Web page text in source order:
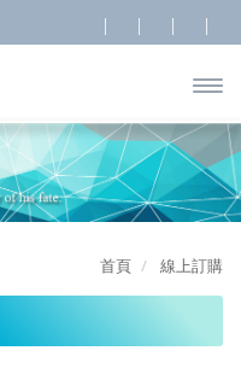
主選
單
首頁 線上訂購